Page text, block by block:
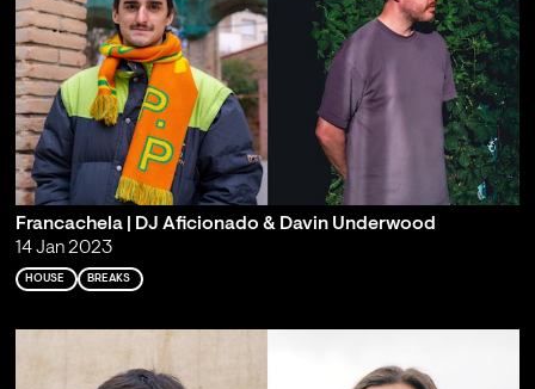
Francachela | DJ Aficionado & Davin Underwood
14 Jan 2023
HOUSE BREAKS